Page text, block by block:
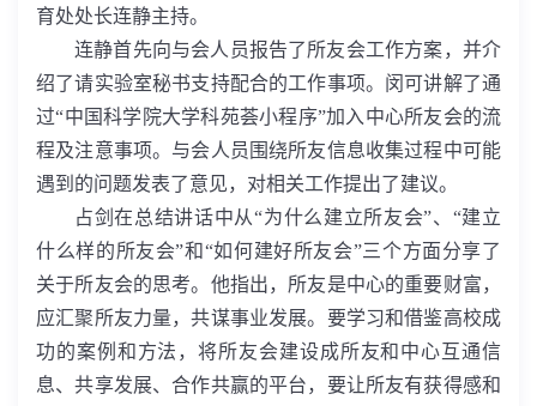
育处处长连静主持。
连静首先向与会人员报告了所友会工作方案，并介
绍了请实验室秘书支持配合的工作事项。闵可讲解了通
过“中国科学院大学科苑荟小程序”加入中心所友会的流
程及注意事项。与会人员围绕所友信息收集过程中可能
遇到的问题发表了意见，对相关工作提出了建议。
占剑在总结讲话中从“为什么建立所友会”、“建立
什么样的所友会”和“如何建好所友会”三个方面分享了
关于所友会的思考。他指出，所友是中心的重要财富，
应汇聚所友力量，共谋事业发展。要学习和借鉴高校成
功的案例和方法，将所友会建设成所友和中心互通信
息、共享发展、合作共赢的平台，要让所友有获得感和